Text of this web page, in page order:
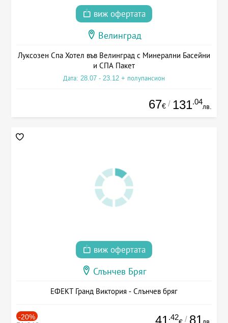
виж офертата
Велинград
Луксозен Спа Хотел във Велинград с Минерални Басейни
и СПА Пакет
Дата: 28.07 - 23.12 + полупансион
67€ / 131.04
лв.
виж офертата
Слънчев Бряг
ЕФЕКТ Гранд Виктория - Слънчев бряг
-20% 41 .42 / 81